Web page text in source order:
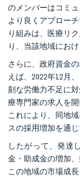
のメンバーはコミ
より良くアプロー
り組みは、医療リ
り、当該地域にお
さらに、政府資金
えば、2022年12月
刻な労働力不足に
療専門家の求人を
これにより、同地
スの採用増加を通
したがって、発達
金・助成金の増加
この地域の市場成